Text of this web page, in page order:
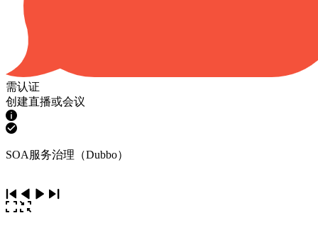
需认证
创建直播或会议
SOA服务治理（Dubbo）